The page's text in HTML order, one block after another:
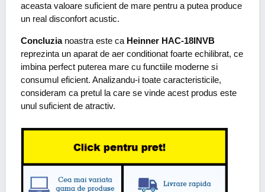
aceasta valoare suficient de mare pentru a putea produce
un real disconfort acustic.
Concluzianoastra este ca Heinner HAC-18INVB
reprezinta un aparat de aer conditionat foarte echilibrat, ce
imbina perfect puterea mare cu functiile moderne si
consumul eficient. Analizandu-i toate caracteristicile,
consideram ca pretul la care se vinde acest produs este
unul suficient de atractiv.